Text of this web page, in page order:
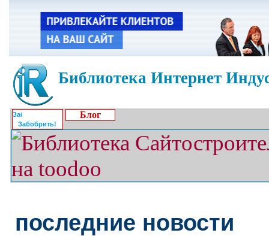
Библиотека Интернет
Забобрить!
Блог
последние новости